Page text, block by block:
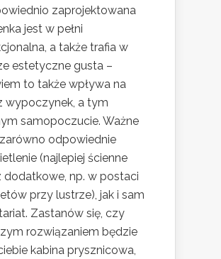
zaprojektowana
jest w pełni
a także trafia w
estetyczne gusta –
to także wpływa na
wypoczynek, a tym
samopoczucie. Ważne
odpowiednie
(najlepiej ścienne
dodatkowe, np. w postaci
przy lustrze), jak i sam
Zastanów się, czy
rozwiązaniem będzie
kabina prysznicowa,